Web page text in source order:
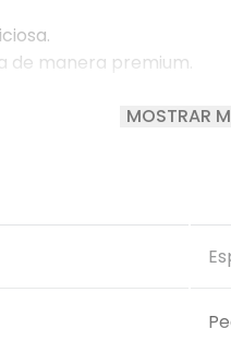
de manera premium.
de tu mascota.
siempre
MOSTRAR